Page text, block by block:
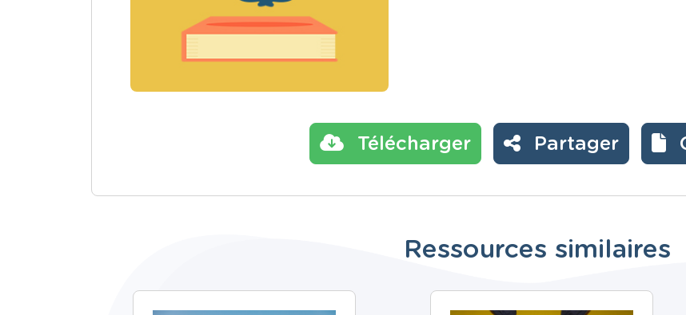
Télécharger Partager
Ressources similaires